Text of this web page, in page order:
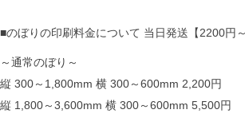
■のぼりの印刷料金について 当日発送【2200円～
～通常のぼり～
縦 300～1,800mm 横 300～600mm 2,200円
縦 1,800～3,600mm 横 300～600mm 5,500円